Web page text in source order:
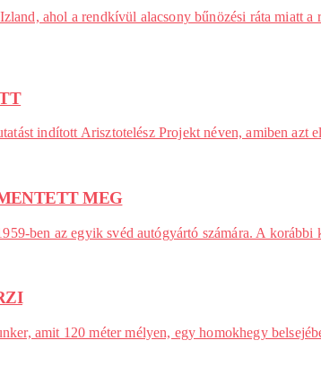
ahol a rendkívül alacsony bűnözési ráta miatt
indított Arisztotelész Projekt néven, amiben azt
MEG
ben az egyik svéd autógyártó számára. A
amit 120 méter mélyen, egy homokhegy